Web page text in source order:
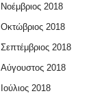
Νοέμβριος 2018
Οκτώβριος 2018
Σεπτέμβριος 2018
Αύγουστος 2018
Ιούλιος 2018